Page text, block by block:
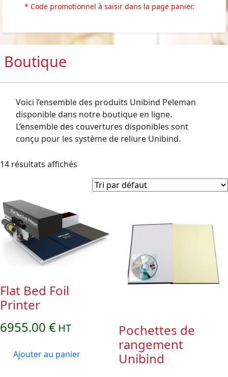
* Code promotionnel à saisir dans la page panier.
Boutique
Voici l’ensemble des produits Unibind Peleman
disponible dans notre boutique en ligne.
L’ensemble des couvertures disponibles sont
conçu pour les système de reliure Unibind.
14 résultats affichés
Flat Bed Foil
Printer
6955.00 € HT
Ajouter au panier
Pochettes de
rangement
Unibind